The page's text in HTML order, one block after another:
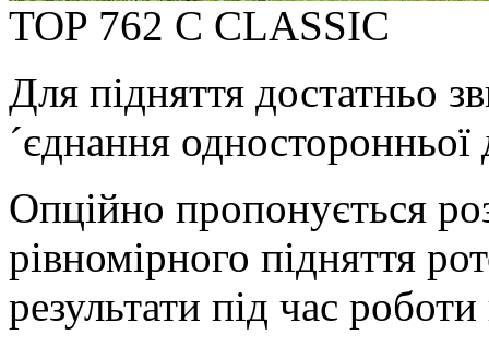
TOP 762 C CLASSIC
Для підняття достатньо
´єднання односторонньої
Опційно пропонується
рівномірного підняття
результати під час